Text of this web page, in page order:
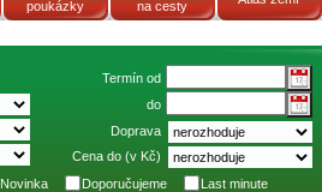
poukázky
na cesty
Termín od
do
Doprava
Cena do (v Kč)
Novinka Doporučujeme Last minute